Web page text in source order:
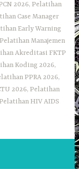
2026, Pelatihan
Case Manager
Early Warning
Manajemen
Akreditasi FKTP
Koding 2026,
PPRA 2026,
2026, Pelatihan
HIV AIDS